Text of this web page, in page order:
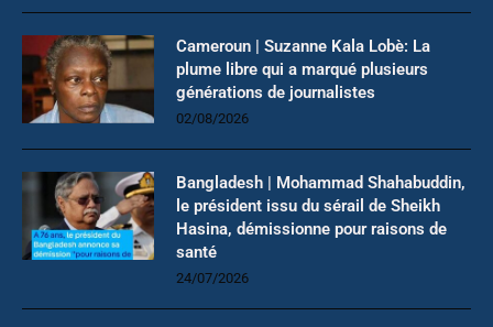
Cameroun | Suzanne Kala Lobè: La
plume libre qui a marqué plusieurs
générations de journalistes
02/08/2026
Bangladesh | Mohammad Shahabuddin,
le président issu du sérail de Sheikh
Hasina, démissionne pour raisons de
santé
24/07/2026